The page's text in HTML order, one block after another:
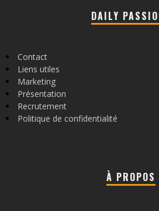
DAILY
Contact
Liens utiles
Marketing
Présentation
Recrutement
Politique de confidentialité
À PROPOS